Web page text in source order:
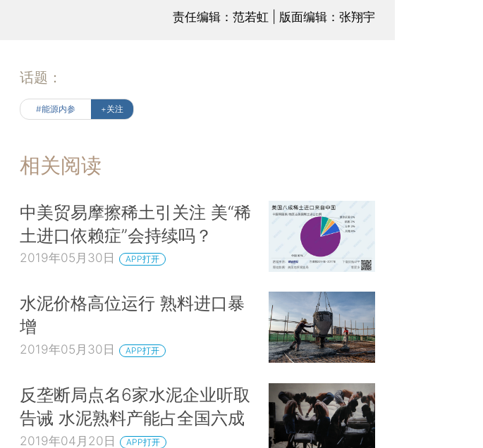
责任编辑：范若虹 | 版面编辑：张翔宇
话题：
#能源内参 +关注
相关阅读
中美贸易摩擦稀土引关注 美“稀
土进口依赖症”会持续吗？
2019年05月30日 APP打开
水泥价格高位运行 熟料进口暴
增
2019年05月30日 APP打开
反垄断局点名6家水泥企业听取
告诫 水泥熟料产能占全国六成
2019年04月20日 APP打开